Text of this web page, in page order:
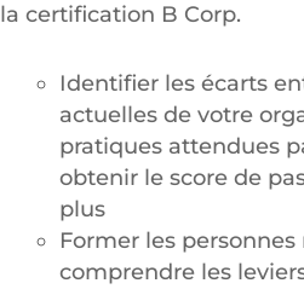
la certification B Corp.
Identifier les écarts
actuelles de votre
pratiques attendues
obtenir le score de
plus
Former les
comprendre les